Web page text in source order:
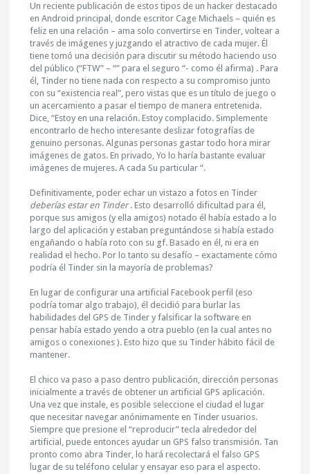
Un reciente publicación de estos tipos de un hacker destacado
en Android principal, donde escritor Cage Michaels – quién es
feliz en una relación – ama solo convertirse en Tinder, voltear a
través de imágenes y juzgando el atractivo de cada mujer. Él
tiene tomó una decisión para discutir su método haciendo uso
del público (“FTW” – “” para el seguro “- como él afirma) . Para
él, Tinder no tiene nada con respecto a su compromiso junto
con su “existencia real”, pero vistas que es un título de juego o
un acercamiento a pasar el tiempo de manera entretenida.
Dice, “Estoy en una relación. Estoy complacido. Simplemente
encontrarlo de hecho interesante deslizar fotografías de
genuino personas. Algunas personas gastar todo hora mirar
imágenes de gatos. En privado, Yo lo haría bastante evaluar
imágenes de mujeres. A cada Su particular “.
Definitivamente, poder echar un vistazo a fotos en Tinder
deberías estar en Tinder. Esto desarrolló dificultad para él,
porque sus amigos (y ella amigos) notado él había estado a lo
largo del aplicación y estaban preguntándose si había estado
engañando o había roto con su gf. Basado en él, ni era en
realidad el hecho. Por lo tanto su desafío – exactamente cómo
podría él Tinder sin la mayoría de problemas?
En lugar de configurar una artificial Facebook perfil (eso
podría tomar algo trabajo), él decidió para burlar las
habilidades del GPS de Tinder y falsificar la software en
pensar había estado yendo a otra pueblo (en la cual antes no
amigos o conexiones ). Esto hizo que su Tinder hábito fácil de
mantener.
El chico va paso a paso dentro publicación, dirección personas
inicialmente a través de obtener un artificial GPS aplicación.
Una vez que instale, es posible seleccione el ciudad el lugar
que necesitar navegar anónimamente en Tinder usuarios.
Siempre que presione el “reproducir” tecla alrededor del
artificial, puede entonces ayudar un GPS falso transmisión. Tan
pronto como abra Tinder, lo hará recolectará el falso GPS
lugar de su teléfono celular y ensayar eso para el aspecto.